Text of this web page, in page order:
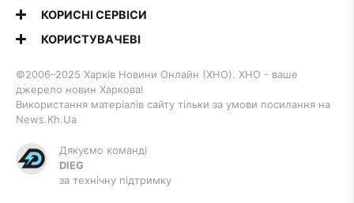
КОРИСНІ СЕРВІСИ
КОРИСТУВАЧЕВІ
©2006–2025 Харків Новини Онлайн (ХНО). ХНО - ваше
джерело новин Харкова!
Використання матеріалів сайту тільки за умови посилання на
News.Kh.Ua
Дякуємо команді
DIEG
за технічну підтримку